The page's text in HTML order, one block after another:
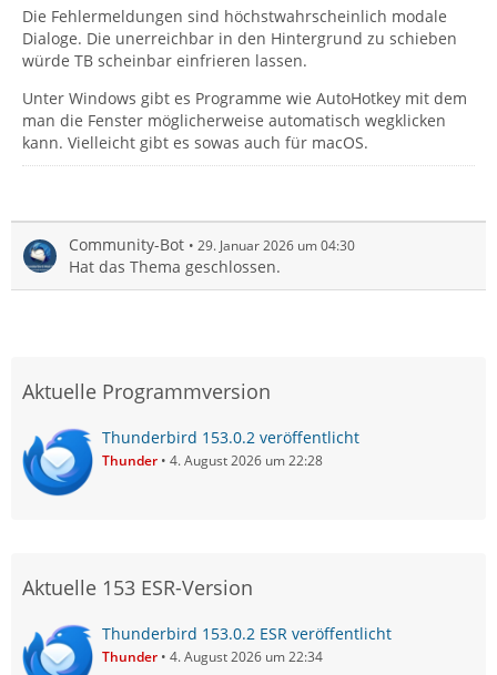
Die Fehlermeldungen sind höchstwahrscheinlich modale
Dialoge. Die unerreichbar in den Hintergrund zu schieben
würde TB scheinbar einfrieren lassen.
Unter Windows gibt es Programme wie AutoHotkey mit dem
man die Fenster möglicherweise automatisch wegklicken
kann. Vielleicht gibt es sowas auch für macOS.
Community-Bot 29. Januar 2026 um 04:30
Hat das Thema geschlossen.
Aktuelle Programmversion
Thunderbird 153.0.2 veröffentlicht
Thunder 4. August 2026 um 22:28
Aktuelle 153 ESR-Version
Thunderbird 153.0.2 ESR veröffentlicht
Thunder 4. August 2026 um 22:34